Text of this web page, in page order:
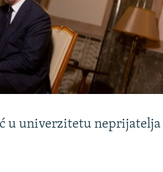
u univerzitetu neprijatelja